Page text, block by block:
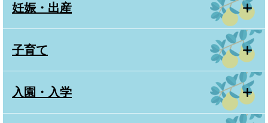
妊娠・出産
子育て
入園・入学